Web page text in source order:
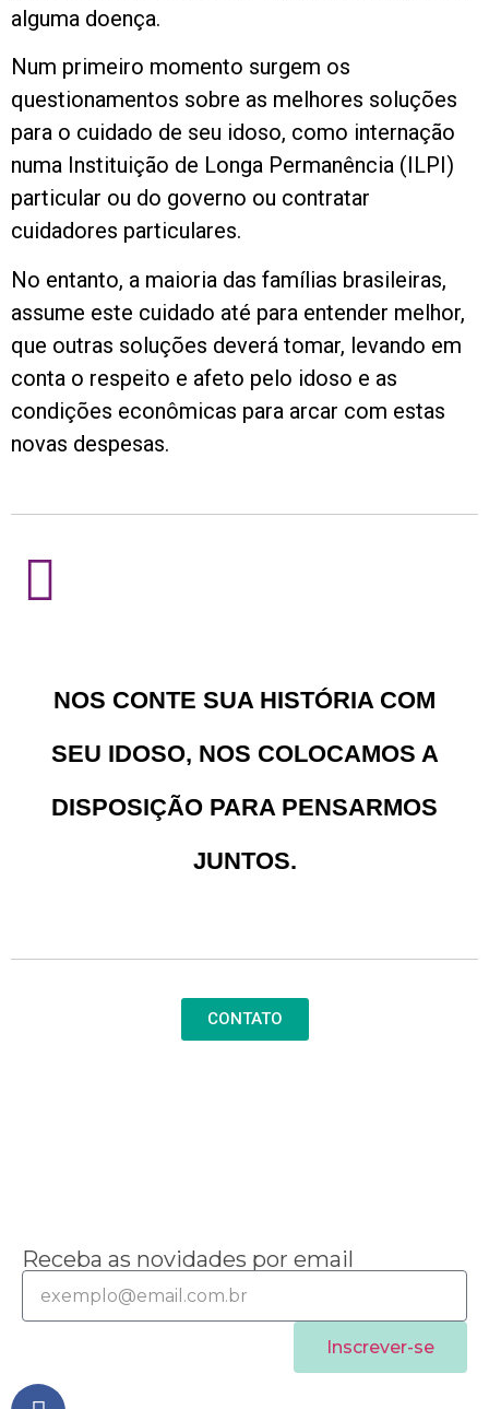
alguma doença.
Num primeiro momento surgem os
questionamentos sobre as melhores soluções
para o cuidado de seu idoso, como internação
numa Instituição de Longa Permanência (ILPI)
particular ou do governo ou contratar
cuidadores particulares.
No entanto, a maioria das famílias brasileiras,
assume este cuidado até para entender melhor,
que outras soluções deverá tomar, levando em
conta o respeito e afeto pelo idoso e as
condições econômicas para arcar com estas
novas despesas.
NOS CONTE SUA HISTÓRIA COM
SEU IDOSO, NOS COLOCAMOS A
DISPOSIÇÃO PARA PENSARMOS
JUNTOS.
CONTATO
Receba as novidades por email
Inscrever-se